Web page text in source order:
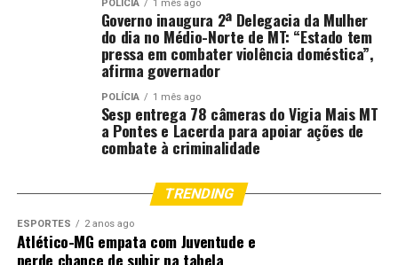
180 mil empregos gerados;
Programa MT Iluminado:
425.454 luminárias de LED adquiridas;
357.770 lâmpadas de LED entregues;
339.731 lâmpadas de LED instaladas;
132 municípios participantes;
Parque Novo Mato Grosso – o maior parque
multieventos da América Latina
POLÍCIA 1 mês ago
Governo inaugura 2ª Delegacia da Mulher
do dia no Médio-Norte de MT: “Estado tem
pressa em combater violência doméstica”,
afirma governador
POLÍCIA 1 mês ago
Sesp entrega 78 câmeras do Vigia Mais MT
a Pontes e Lacerda para apoiar ações de
combate à criminalidade
TRENDING
ESPORTES 2 anos ago
Atlético-MG empata com Juventude e
perde chance de subir na tabela